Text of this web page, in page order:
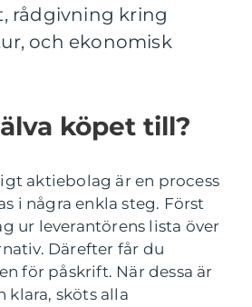
rådgivning kring
och ekonomisk
köpet till?
aktiebolag är en process
i några enkla steg. Först
ur leverantörens lista över
Därefter får du
för påskrift. När dessa är
klara, sköts alla